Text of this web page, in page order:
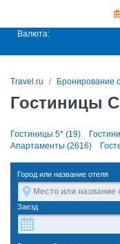
Валюта:
Travel.ru Бронирование
Гостиницы
Гостиницы 5* (19)
Апартаменты (2616)
Город или название отеля
Заезд